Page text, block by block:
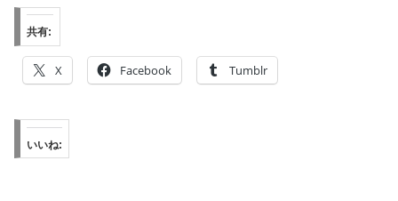
共有:
X Facebook Tumblr
いいね: